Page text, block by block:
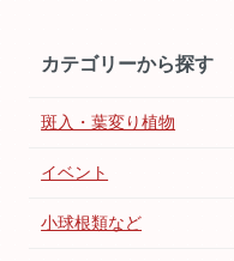
カテゴリーから探す
斑入・葉変り植物
イベント
小球根類など